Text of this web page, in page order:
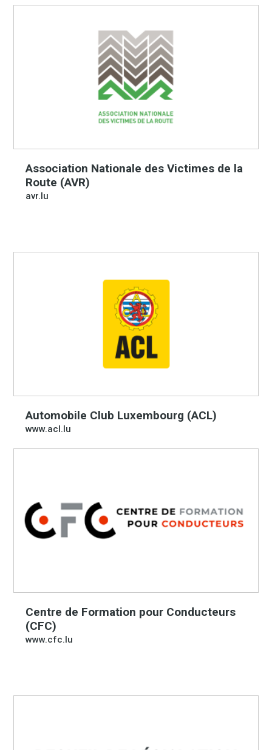
Association Nationale des Victimes de la
Route (AVR)
avr.lu
Automobile Club Luxembourg (ACL)
www.acl.lu
Centre de Formation pour Conducteurs
(CFC)
www.cfc.lu